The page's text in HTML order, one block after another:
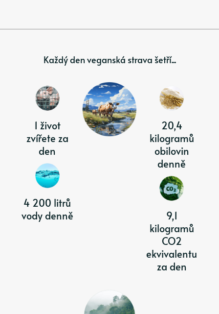
Každý den veganská strava šetří...
1 život
zvířete za
den
4 200 litrů
vody denně
20,4
kilogramů
obilovin
denně
9,1
kilogramů
CO2
ekvivalentu
za den